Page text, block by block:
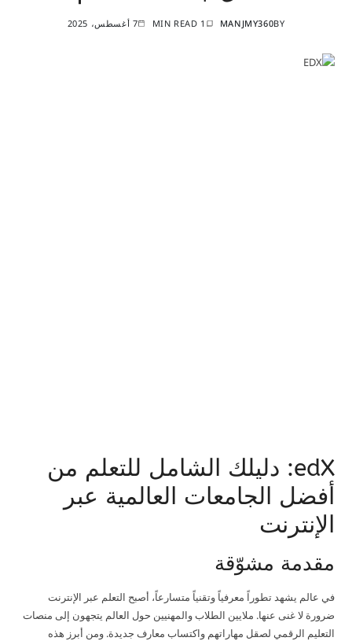
BY
MANJMY360
1 MIN READ 7 أغسطس، 2025
edX: دليلك الشامل للتعلم من
أفضل الجامعات العالمية عبر
الإنترنت
مقدمة مشوّقة
في عالم يشهد تطوراً معرفياً وتقنياً متسارعاً، أصبح التعلم عبر الإنترنت
ضرورة لا غنى عنها. ملايين الطلاب والمهنيين حول العالم يتجهون إلى منصات
التعليم الرقمي لصقل مهاراتهم واكتساب معارف جديدة. ومن أبرز هذه